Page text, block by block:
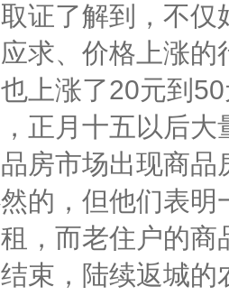
了解到，不仅
求、价格上涨
上涨了20元到
正月十五以后
房市场出现商
的，但他们表
，而老住户的商
，陆续返城的